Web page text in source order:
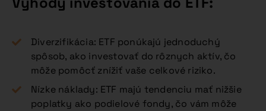
Diverzifikácia: ETF ponúkajú jednoduchý
spôsob, ako investovať do rôznych aktív, čo
môže pomôcť znížiť vaše celkové riziko.
Nízke náklady: ETF majú tendenciu mať nižšie
poplatky ako podielové fondy, čo vám môže